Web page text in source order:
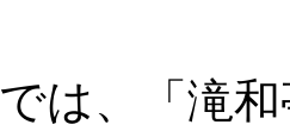
では、「滝